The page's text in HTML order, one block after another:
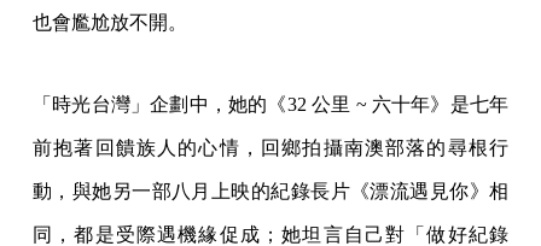
也會尷尬放不開。
「時光台灣」企劃中，她的《32 公里 ~ 六十年》是七年
前抱著回饋族人的心情，回鄉拍攝南澳部落的尋根行
動，與她另一部八月上映的紀錄長片《漂流遇見你》相
同，都是受際遇機緣促成；她坦言自己對「做好紀錄